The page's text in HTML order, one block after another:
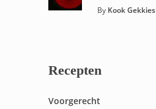
By Kook Gekkies
Recepten
Voorgerecht